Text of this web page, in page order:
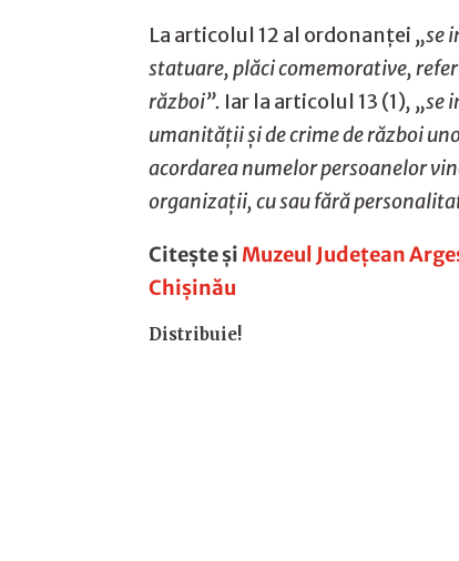
La articolul 12 al ordonanței „se
statuare, plăci comemorative,
război”. Iar la articolul 13 (1), „se
umanității și de crime de război
acordarea numelor persoanelor
organizații, cu sau fără
Citește șiMuzeul Județean
Chișinău
Distribuie!